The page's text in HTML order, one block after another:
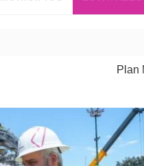
Plan México